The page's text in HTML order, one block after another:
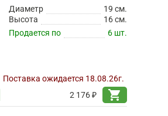
Диаметр
19 см.
Высота
16 см.
Продается по
6 шт.
Поставка ожидается 18.08.26г.
2 176 ₽
shopping_cart